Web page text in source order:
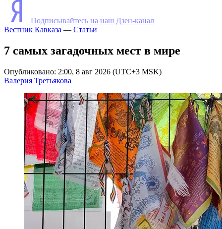
Подписывайтесь на наш Дзен-канал
Вестник Кавказа — Статьи
7 самых загадочных мест в мире
Опубликовано: 2:00, 8 авг 2026 (UTC+3 MSK)
Валерия Третьякова